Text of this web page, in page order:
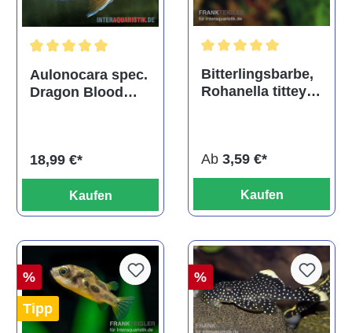
Durchschnittliche Bewertung von 5 von 5 Sternen
Aulonocara spec.
Dragon Blood
18,99 €*
Kaufen
Bitterlingsbarbe,
Rohanella titteya,
Ab 3,59 €*
Kaufen
%
Tipp
%